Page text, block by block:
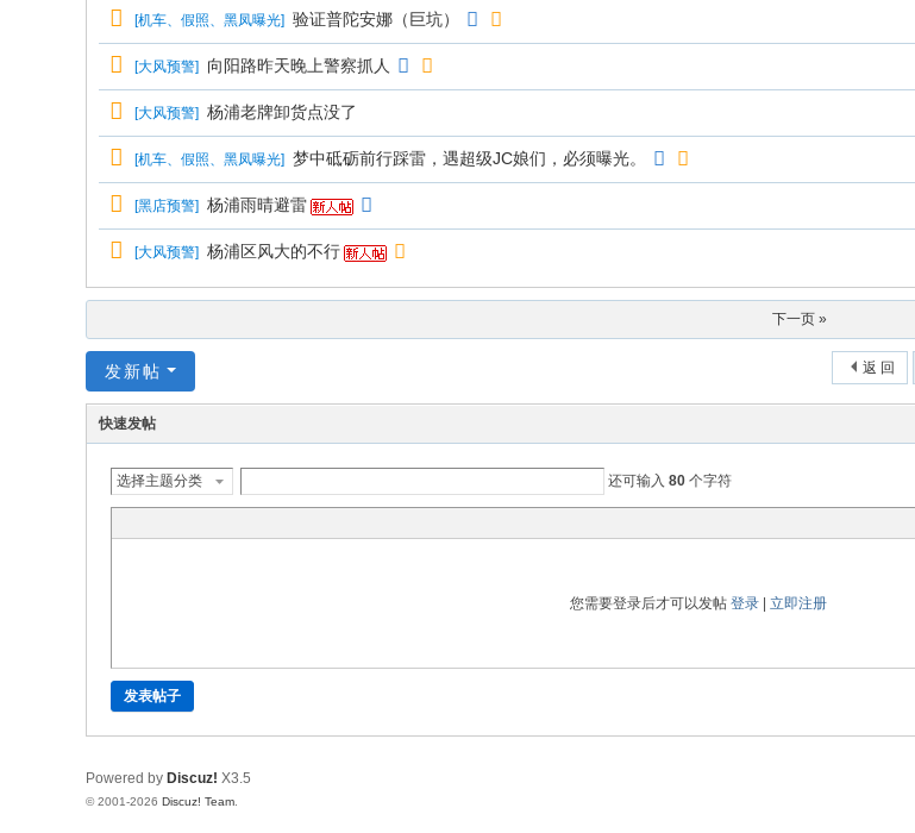
[机车、假照、黑凤曝光] 验证普陀安娜（巨坑）
[大风预警] 向阳路昨天晚上警察抓人
[大风预警] 杨浦老牌卸货点没了
[机车、假照、黑凤曝光] 梦中砥砺前行踩雷，遇超级JC娘们，必须曝光。
[黑店预警] 杨浦雨晴避雷
[大风预警] 杨浦区风大的不行
下一页 »
返 回
发新帖
快速发帖
选择主题分类 还可输入 80 个字符
您需要登录后才可以发帖 登录 立即注册
发表帖子
Powered by Discuz! X3.5
© 2001-2026 Discuz! Team